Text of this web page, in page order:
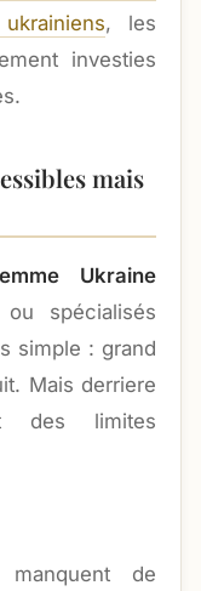
, les
investies
mais
Ukraine
ou spécialisés
simple : grand
Mais derriere
des limites
de